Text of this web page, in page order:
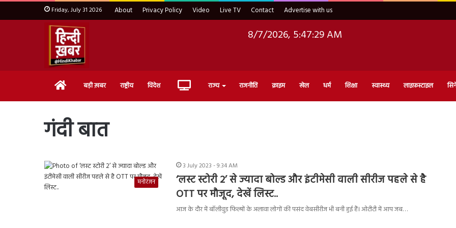
Friday, July 31 2026 About Privacy Policy Video Live TV Contact Advertise with us
8/7/2026, 5:47:30 AM
Home बड़ी ख़बर राष्ट्रीय विदेश Live राज्य राजनीति क्राइम खेल धर्म शिक्षा स्वास्थ्य लाइफ़स्टाइल
गंदी बात
मनोरंजन
3 July 2023 - 9:34 AM
‘लस्ट स्टोरी 2’ से ज्यादा बोल्ड और इंटीमेसी वाली सीरीज पहले से है
OTT पर मौजूद, देखें लिस्ट..
आज के दौर में बॉलीवुड फिल्मों के अलावा लोगों की पसंद वेबसीरीज भी बनी हुई हैं। ओटीटी में आप जब…